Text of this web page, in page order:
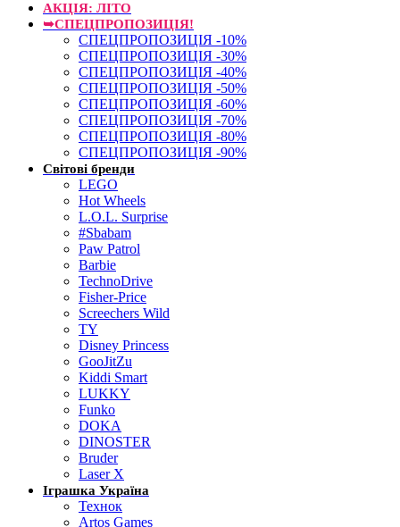
АКЦІЯ: ЛІТО
➥СПЕЦПРОПОЗИЦІЯ!
СПЕЦПРОПОЗИЦІЯ -10%
СПЕЦПРОПОЗИЦІЯ -30%
СПЕЦПРОПОЗИЦІЯ -40%
СПЕЦПРОПОЗИЦІЯ -50%
СПЕЦПРОПОЗИЦІЯ -60%
СПЕЦПРОПОЗИЦІЯ -70%
СПЕЦПРОПОЗИЦІЯ -80%
СПЕЦПРОПОЗИЦІЯ -90%
Світові бренди
LEGO
Hot Wheels
L.O.L. Surprise
#Sbabam
Paw Patrol
Barbie
TechnoDrive
Fisher-Price
Screechers Wild
TY
Disney Princess
GooJitZu
Kiddi Smart
LUKKY
Funko
DOKA
DINOSTER
Bruder
Laser X
Іграшка Україна
Технок
Artos Games